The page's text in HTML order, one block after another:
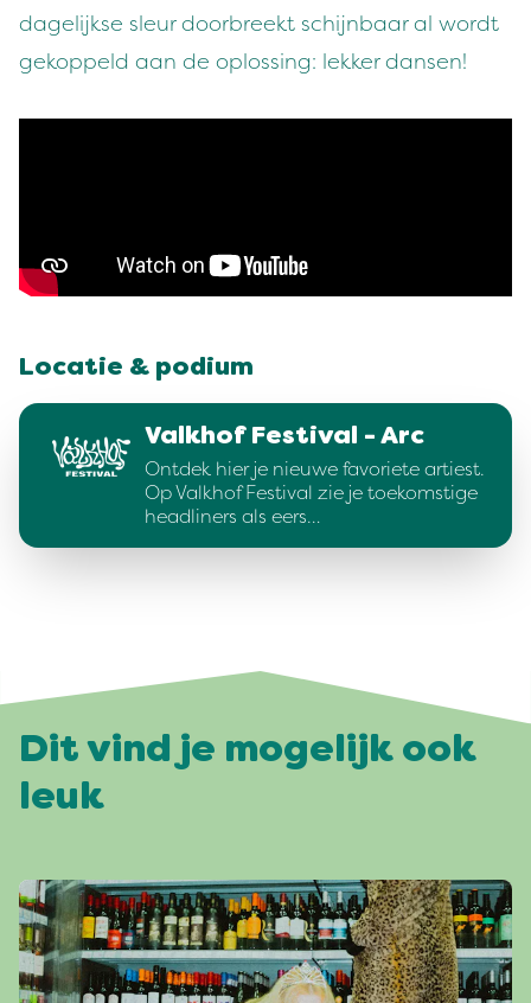
dagelijkse sleur doorbreekt schijnbaar al wordt
gekoppeld aan de oplossing: lekker dansen!
Locatie & podium
Valkhof Festival - Arc
Ontdek hier je nieuwe favoriete artiest.
Op Valkhof Festival zie je toekomstige
headliners als eers…
Dit vind je mogelijk ook
leuk